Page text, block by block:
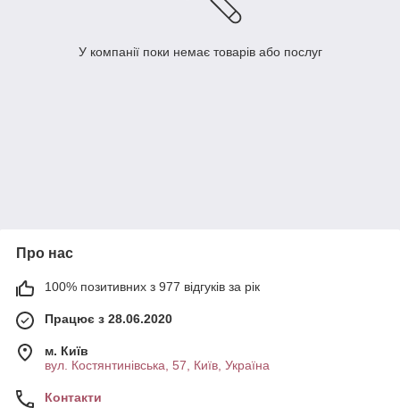
У компанії поки немає товарів або послуг
Про нас
100% позитивних з 977 відгуків за рік
Працює з 28.06.2020
м. Київ
вул. Костянтинівська, 57, Київ, Україна
Контакти